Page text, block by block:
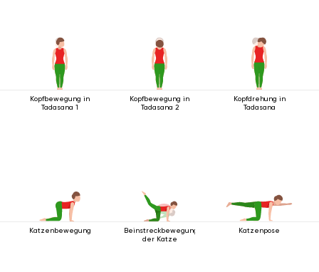
Kopfbewegung in
Tadasana 1
Kopfbewegung in
Tadasana 2
Kopfdrehung in
Tadasana
Katzenbewegung
Beinstreckbewegung
der Katze
Katzenpose